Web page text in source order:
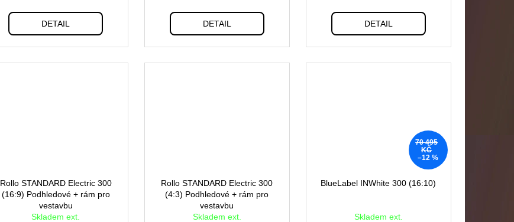
DETAIL DETAIL DETAIL
Rollo STANDARD Electric 300
(16:9) Podhledové + rám pro
vestavbu
Skladem ext.
Rollo STANDARD Electric 300
(4:3) Podhledové + rám pro
vestavbu
Skladem ext.
70 495
KČ
–12 %
BlueLabel INWhite 300 (16:10)
Skladem ext.